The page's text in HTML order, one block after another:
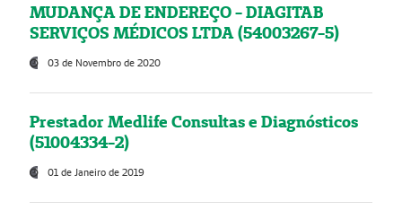
MUDANÇA DE ENDEREÇO - DIAGITAB
SERVIÇOS MÉDICOS LTDA (54003267-5)
03 de Novembro de 2020
Prestador Medlife Consultas e Diagnósticos
(51004334-2)
01 de Janeiro de 2019